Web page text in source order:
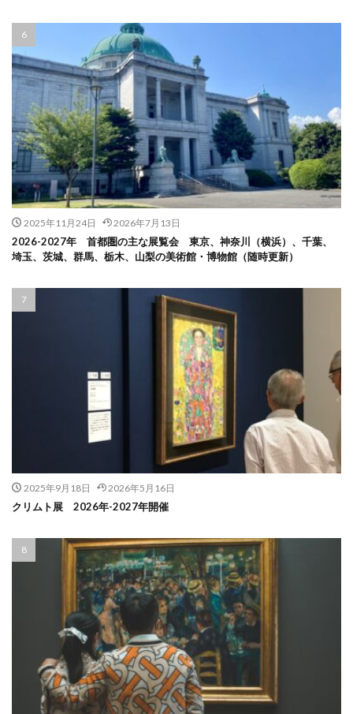
2025年11月24日 2026年7月13日
2026-2027年 首都圏の主な展覧会 東京、神奈川（横浜）、千葉、
埼玉、茨城、群馬、栃木、山梨の美術館・博物館（随時更新）
2025年9月18日 2026年5月16日
クリムト展 2026年-2027年開催